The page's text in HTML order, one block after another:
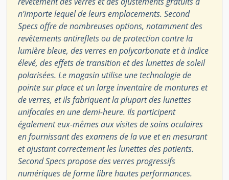
n’importe lequel de leurs emplacements. Second
Specs offre de nombreuses options, notamment des
revêtements antireflets ou de protection contre la
lumière bleue, des verres en polycarbonate et à indice
élevé, des effets de transition et des lunettes de soleil
polarisées. Le magasin utilise une technologie de
pointe sur place et un large inventaire de montures et
de verres, et ils fabriquent la plupart des lunettes
unifocales en une demi-heure. Ils participent
également eux-mêmes aux visites de soins oculaires
en fournissant des examens de la vue et en mesurant
et ajustant correctement les lunettes des patients.
Second Specs propose des verres progressifs
numériques de forme libre hautes performances.